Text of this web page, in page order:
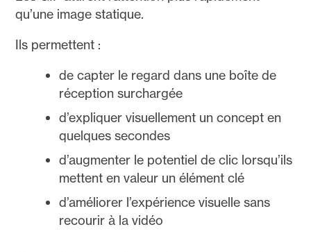
qu’une image statique.
Ils permettent :
de capter le regard dans une boîte de
réception surchargée
d’expliquer visuellement un concept en
quelques secondes
d’augmenter le potentiel de clic lorsqu’ils
mettent en valeur un élément clé
d’améliorer l’expérience visuelle sans
recourir à la vidéo